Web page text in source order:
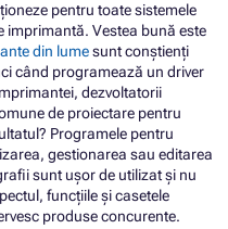
pentru toate sistemele
imprimantă. Vestea bună este
din lumesunt conștienți
când programează un driver
dezvoltatorii
de proiectare pentru
Programele pentru
gestionarea sau editarea
sunt ușor de utilizat și nu
funcțiile și casetele
produse concurente.